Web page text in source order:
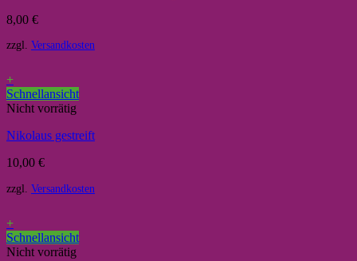
8,00 €
zzgl. Versandkosten
+
Schnellansicht
Nicht vorrätig
Nikolaus gestreift
10,00 €
zzgl. Versandkosten
+
Schnellansicht
Nicht vorrätig